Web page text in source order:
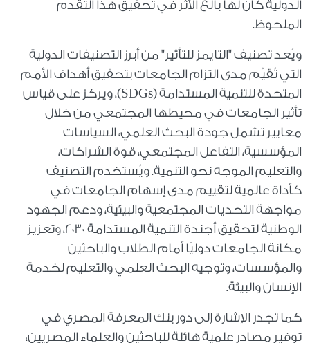
الدولية كان لها بالغ الأثر في تحقيق هذا التقدم
الملحوظ.
ويُعد تصنيف "التايمز للتأثير" من أبرز التصنيفات الدولية
التي تُقيّم مدى التزام الجامعات بتحقيق أهداف الأمم
المتحدة للتنمية المستدامة (SDGs)، ويركز على قياس
تأثير الجامعات في محيطها المجتمعي من خلال
معايير تشمل جودة البحث العلمي، السياسات
المؤسسية، التفاعل المجتمعي، قوة الشراكات،
والتعليم الموجه نحو التنمية. ويُستخدم التصنيف
كأداة عالمية لتقييم مدى إسهام الجامعات في
مواجهة التحديات المجتمعية والبيئية، ودعم الجهود
الوطنية لتحقيق أجندة التنمية المستدامة 2030، وتعزيز
مكانة الجامعات دوليًا أمام الطلاب والباحثين
والمؤسسات، وتوجيه البحث العلمي والتعليم لخدمة
الإنسان والبيئة.
كما تجدر الإشارة إلى دور بنك المعرفة المصري في
توفير مصادر علمية هائلة للباحثين والعلماء المصريين،